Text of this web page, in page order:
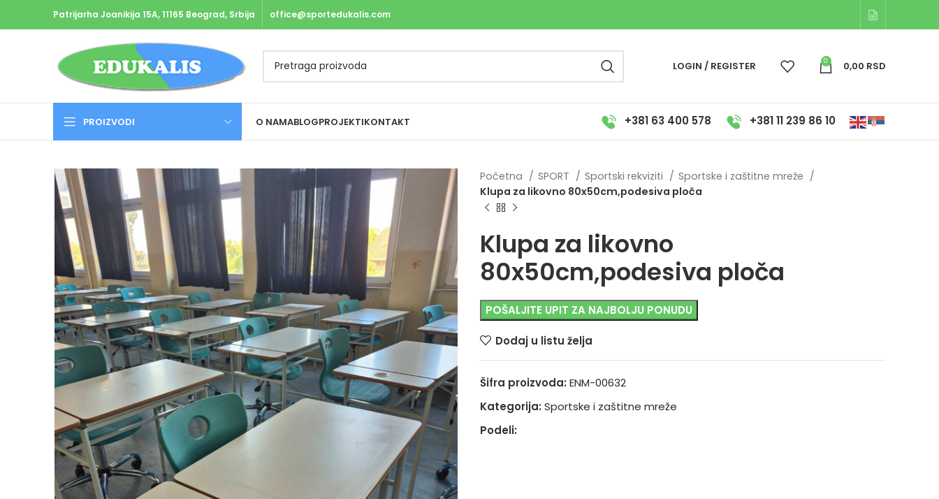
Patrijarha Joanikija 15A, 11165 Beograd, Srbija office@sportedukalis.com
LOGIN / REGISTER 0 0,00 RSD
PROIZVODI O NAMABLOGPROJEKTIKONTAKT +381 63 400 578 +381 11 239 86 10
Početna SPORT Sportski rekviziti
Sportske i zaštitne mreže
Klupa za likovno 80x50cm,podesiva ploča
Klupa za likovno
80x50cm,podesiva ploča
POŠALJITE UPIT ZA NAJBOLJU PONUDU
Dodaj u listu želja
Šifra proizvoda: ENM-00632
Kategorija: Sportske i zaštitne mreže
Podeli: